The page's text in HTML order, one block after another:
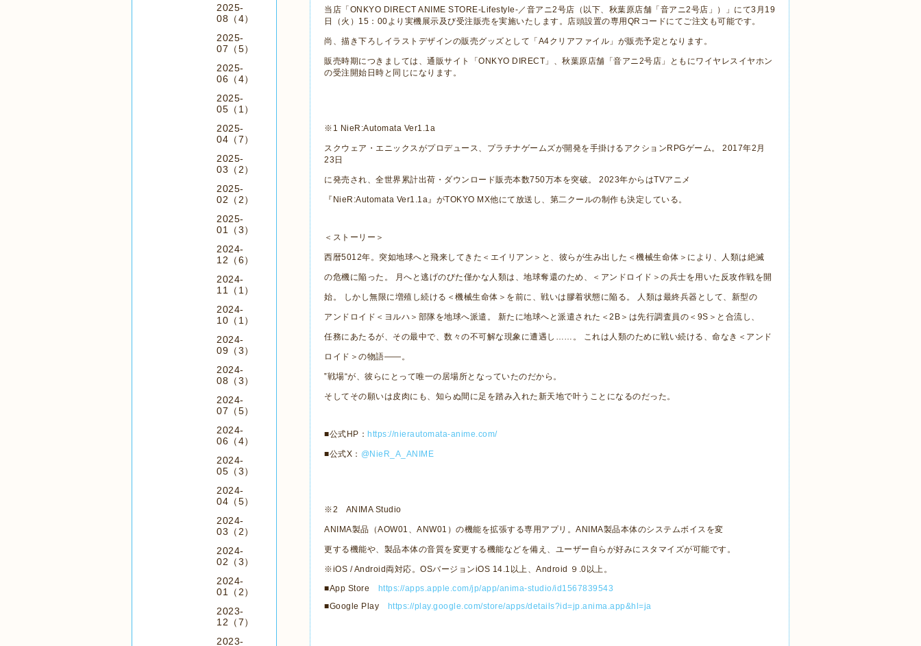
当店「ONKYO DIRECT ANIME STORE-Lifestyle-／音アニ2号店（以下、秋葉原店舗「音アニ2号店」）」にて3月19
日（火）15：00より実機展示及び受注販売を実施いたします。店頭設置の専用QRコードにてご注文も可能です。
尚、描き下ろしイラストデザインの販売グッズとして「A4クリアファイル」が販売予定となります。
販売時期につきましては、通販サイト「ONKYO DIRECT」、秋葉原店舗「音アニ2号店」ともにワイヤレスイヤホン
の受注開始日時と同じになります。
※1 NieR:Automata Ver1.1a
スクウェア・エニックスがプロデュース、プラチナゲームズが開発を手掛けるアクションRPGゲーム。 2017年2月
23日
に発売され、全世界累計出荷・ダウンロード販売本数750万本を突破。 2023年からはTVアニメ
『NieR:Automata Ver1.1a』がTOKYO MX他にて放送し、第二クールの制作も決定している。
＜ストーリー＞
西暦5012年。突如地球へと飛来してきた＜エイリアン＞と、彼らが生み出した＜機械生命体＞により、人類は絶滅
の危機に陥った。 月へと逃げのびた僅かな人類は、地球奪還のため、＜アンドロイド＞の兵士を用いた反攻作戦を開
始。 しかし無限に増殖し続ける＜機械生命体＞を前に、戦いは膠着状態に陥る。 人類は最終兵器として、新型の
アンドロイド＜ヨルハ＞部隊を地球へ派遣。 新たに地球へと派遣された＜2B＞は先行調査員の＜9S＞と合流し、
任務にあたるが、その最中で、数々の不可解な現象に遭遇し……。 これは人類のために戦い続ける、命なき＜アンド
ロイド＞の物語――。
‟戦場“が、彼らにとって唯一の居場所となっていたのだから。
そしてその願いは皮肉にも、知らぬ間に足を踏み入れた新天地で叶うことになるのだった。
■公式HP： https://nierautomata-anime.com/
■公式X： @NieR_A_ANIME
※2 ANIMA Studio
ANIMA製品（AOW01、ANW01）の機能を拡張する専用アプリ。ANIMA製品本体のシステムボイスを変
更する機能や、製品本体の音質を変更する機能などを備え、ユーザー自らが好みにスタマイズが可能です。
※iOS / Android両対応。OSバージョンiOS 14.1以上、Android ９.0以上。
■App Store
https://apps.apple.com/jp/app/anima-studio/id1567839543
■Google Play
https://play.google.com/store/apps/details?id=jp.anima.app&hl=ja
2025-
08（4）
2025-
07（5）
2025-
06（4）
2025-
05（1）
2025-
04（7）
2025-
03（2）
2025-
02（2）
2025-
01（3）
2024-
12（6）
2024-
11（1）
2024-
10（1）
2024-
09（3）
2024-
08（3）
2024-
07（5）
2024-
06（4）
2024-
05（3）
2024-
04（5）
2024-
03（2）
2024-
02（3）
2024-
01（2）
2023-
12（7）
2023-